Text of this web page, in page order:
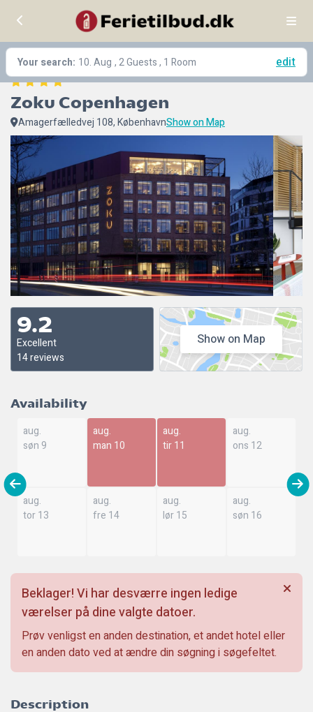
Your search: 10. Aug , 2 Guests , 1 Room edit
Zoku Copenhagen
Amagerfælledvej 108, KøbenhavnShow on Map
9.2
Excellent
14 reviews
Show on Map
Availability
aug.
søn 9
aug.
man 10
aug.
tir 11
aug.
ons 12
aug.
tor 13
aug.
fre 14
aug.
lør 15
aug.
søn 16
Beklager! Vi har desværre ingen ledige
værelser på dine valgte datoer.
Prøv venligst en anden destination, et andet hotel eller
en anden dato ved at ændre din søgning i søgefeltet.
Description